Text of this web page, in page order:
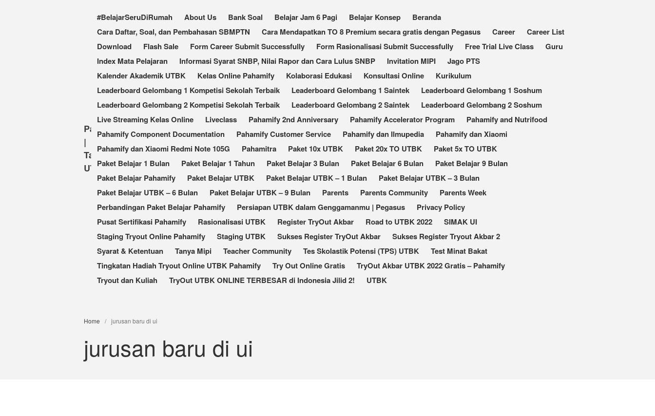
Pahamify
|
Taklukkan
UTBK
#BelajarSeruDiRumah About Us Bank Soal Belajar Jam 6 Pagi Belajar Konsep
Beranda
Cara Daftar, Soal, dan Pembahasan SBMPTN
Cara Mendapatkan TO 8 Premium secara gratis dengan Pegasus Career
Career List
Download
Flash Sale Form Career Submit Successfully Form Rasionalisasi Submit Successfully Free Trial Live Class
Guru
Index Mata Pelajaran
Informasi Syarat SNBP, Nilai Rapor dan Cara Lulus SNBP Invitation MIPI
Jago PTS
Kalender Akademik UTBK
Kelas Online Pahamify Kolaborasi Edukasi Konsultasi Online
Kurikulum
Leaderboard Gelombang 1 Kompetisi Sekolah Terbaik​
Leaderboard Gelombang 1 Saintek
Leaderboard Gelombang 1 Soshum
Leaderboard Gelombang 2 Kompetisi Sekolah Terbaik
Leaderboard Gelombang 2 Saintek
Leaderboard Gelombang 2 Soshum
Live Streaming Kelas Online
Liveclass Pahamify 2nd Anniversary Pahamify Accelerator Program
Pahamify and Nutrifood
Pahamify Component Documentation
Pahamify Customer Service Pahamify dan Ilmupedia
Pahamify dan Xiaomi
Pahamify dan Xiaomi Redmi Note 105G
Pahamitra Paket 10x UTBK Paket 20x TO UTBK
Paket 5x TO UTBK
Paket Belajar 1 Bulan
Paket Belajar 1 Tahun Paket Belajar 3 Bulan Paket Belajar 6 Bulan
Paket Belajar 9 Bulan
Paket Belajar Pahamify
Paket Belajar UTBK Paket Belajar UTBK – 1 Bulan
Paket Belajar UTBK – 3 Bulan
Paket Belajar UTBK – 6 Bulan
Paket Belajar UTBK – 9 Bulan Parents Parents Community
Parents Week
Perbandingan Paket Belajar Pahamify
Persiapan UTBK dalam Genggamanmu | Pegasus
Privacy Policy
Pusat Sertifikasi Pahamify
Rasionalisasi UTBK Register TryOut Akbar Road to UTBK 2022
SIMAK UI
Staging Tryout Online Pahamify
Staging UTBK Sukses Register TryOut Akbar
Sukses Register Tryout Akbar 2
Syarat & Ketentuan
Tanya Mipi Teacher Community Tes Skolastik Potensi (TPS) UTBK
Test Minat Bakat
Tingkatan Hadiah Tryout Online UTBK Pahamify
Try Out Online Gratis
TryOut Akbar UTBK 2022 Gratis – Pahamify
Tryout dan Kuliah
TryOut UTBK ONLINE TERBESAR di Indonesia Jilid 2! UTBK
Home / jurusan baru di ui
jurusan baru di ui